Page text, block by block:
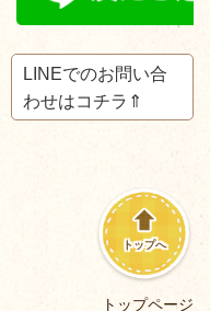
LINEでのお問い合
わせはコチラ⇑
トップへ
トップページ